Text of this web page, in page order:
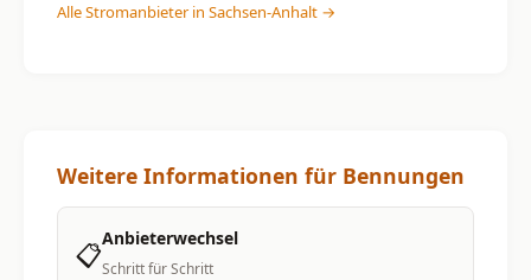
Alle Stromanbieter in Sachsen-Anhalt →
Weitere Informationen für Bennungen
📋Anbieterwechsel
Schritt für Schritt